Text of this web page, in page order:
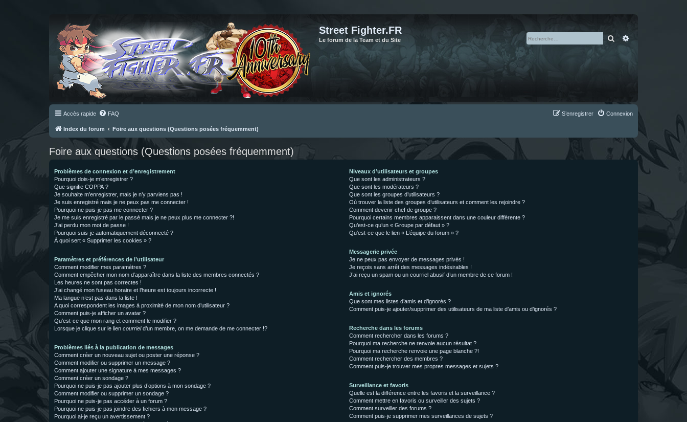
Street Fighter.FR
Le forum de la Team et du Site Rechercher
Accès rapide FAQ Connexion
S’enregistrer
Index du forum Foire aux questions (Questions posées fréquemment)
Foire aux questions (Questions posées fréquemment)
Problèmes de connexion et d’enregistrement
Pourquoi dois-je m’enregistrer ?
Que signifie COPPA ?
Je souhaite m’enregistrer, mais je n’y parviens pas !
Je suis enregistré mais je ne peux pas me connecter !
Pourquoi ne puis-je pas me connecter ?
Je me suis enregistré par le passé mais je ne peux plus me connecter ?!
J’ai perdu mon mot de passe !
Pourquoi suis-je automatiquement déconnecté ?
À quoi sert « Supprimer les cookies » ?
Paramètres et préférences de l’utilisateur
Comment modifier mes paramètres ?
Comment empêcher mon nom d’apparaître dans la liste des membres connectés ?
Les heures ne sont pas correctes !
J’ai changé mon fuseau horaire et l’heure est toujours incorrecte !
Ma langue n’est pas dans la liste !
A quoi correspondent les images à proximité de mon nom d’utilisateur ?
Comment puis-je afficher un avatar ?
Qu’est-ce que mon rang et comment le modifier ?
Lorsque je clique sur le lien courrield’un membre, on me demande de me connecter !?
Problèmes liés à la publication de messages
Comment créer un nouveau sujet ou poster une réponse ?
Comment modifier ou supprimer un message ?
Comment ajouter une signature à mes messages ?
Comment créer un sondage ?
Pourquoi ne puis-je pas ajouter plus d’options à mon sondage ?
Comment modifier ou supprimer un sondage ?
Pourquoi ne puis-je pas accéder à un forum ?
Pourquoi ne puis-je pas joindre des fichiers à mon message ?
Pourquoi ai-je reçu un avertissement ?
Niveaux d’utilisateurs et groupes
Que sont les administrateurs ?
Que sont les modérateurs ?
Que sont les groupes d’utilisateurs ?
Où trouver la liste des groupes d’utilisateurs et comment les rejoindre ?
Comment devenir chef de groupe ?
Pourquoi certains membres apparaissent dans une couleur différente ?
Qu’est-ce qu’un « Groupe par défaut » ?
Qu’est-ce que le lien « L’équipe du forum » ?
Messagerie privée
Je ne peux pas envoyer de messages privés !
Je reçois sans arrêt des messages indésirables !
J’ai reçu un spam ou un courriel abusif d’un membre de ce forum !
Amis et ignorés
Que sont mes listes d’amis et d’ignorés ?
Comment puis-je ajouter/supprimer des utilisateurs de ma liste d’amis ou d’ignorés ?
Recherche dans les forums
Comment rechercher dans les forums ?
Pourquoi ma recherche ne renvoie aucun résultat ?
Pourquoi ma recherche renvoie une page blanche ?!
Comment rechercher des membres ?
Comment puis-je trouver mes propres messages et sujets ?
Surveillance et favoris
Quelle est la différence entre les favoris et la surveillance ?
Comment mettre en favoris ou surveiller des sujets ?
Comment surveiller des forums ?
Comment puis-je supprimer mes surveillances de sujets ?